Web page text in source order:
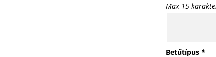
Max 15
Betűtípus *